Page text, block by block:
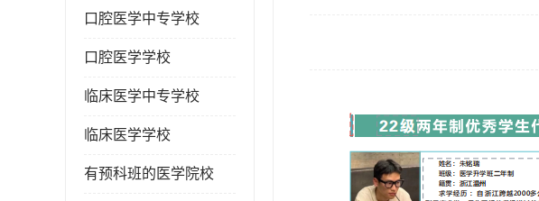
口腔医学中专学校
口腔医学学校
临床医学中专学校
临床医学学校
有预科班的医学院校